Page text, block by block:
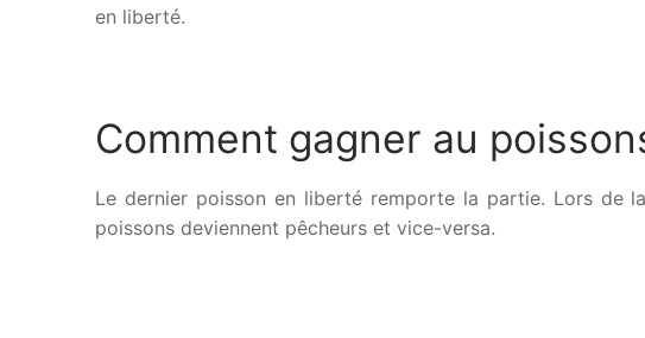
en liberté.
Comment gagner au
Le dernier poisson en liberté remporte la partie. Lors de
poissons deviennent pêcheurs et vice-versa.